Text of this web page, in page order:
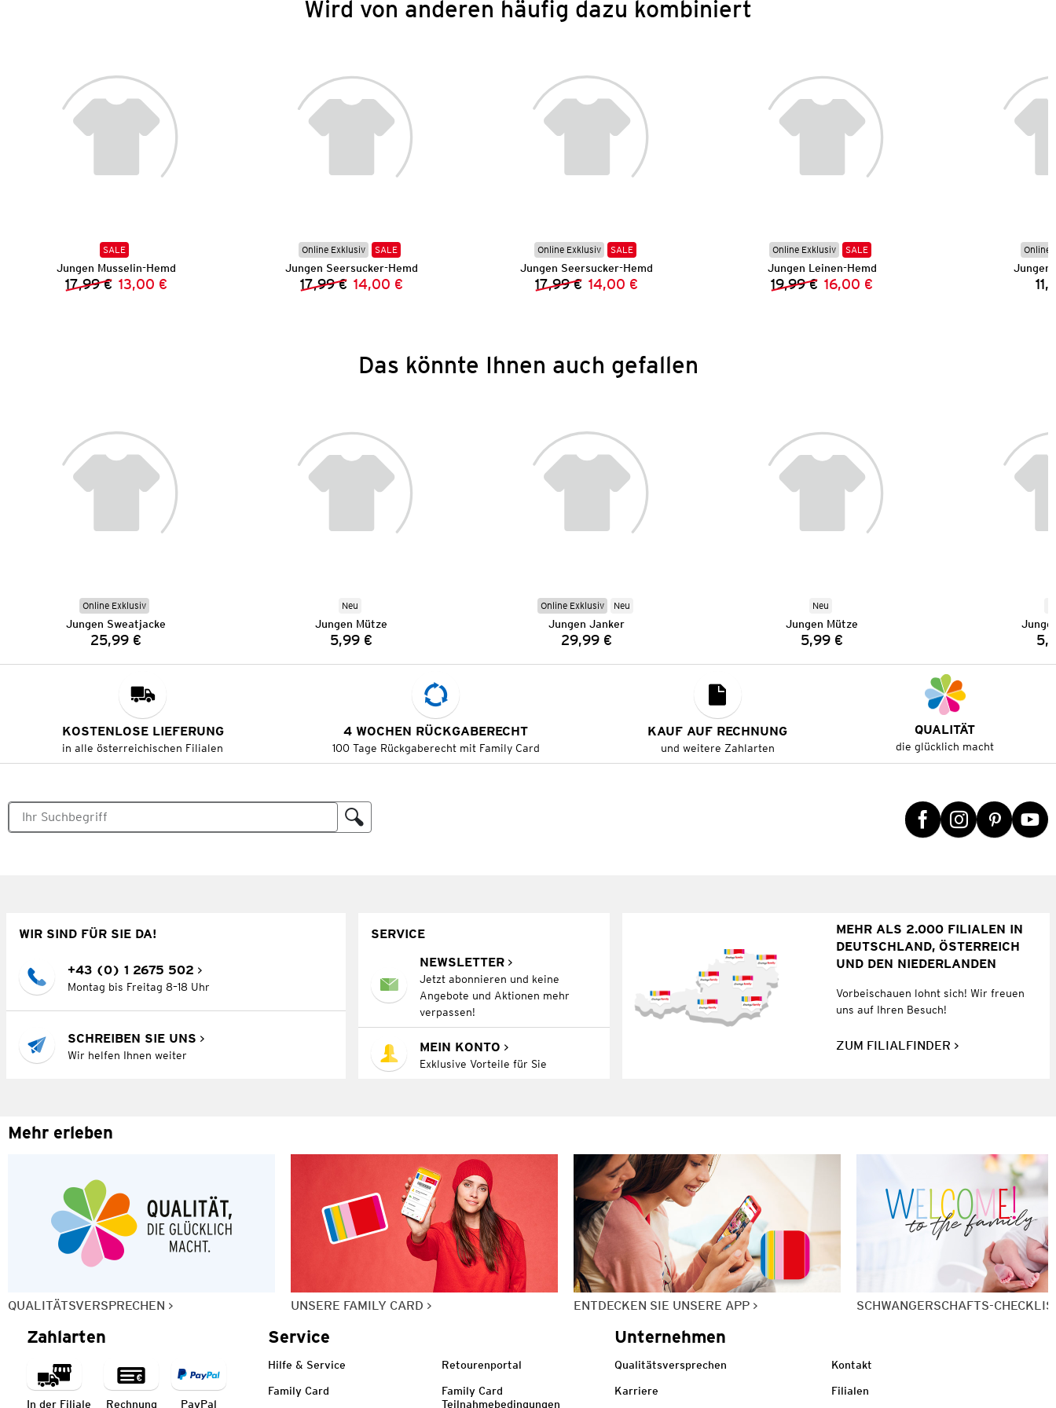
Wird von anderen häufig dazu kombiniert
SALE
Jungen Musselin-Hemd
Vorheriger Preis:
17,99 € Neuer Preis:
13,00 €
Online Exklusiv SALE
Jungen Seersucker-Hemd
Vorheriger Preis:
17,99 € Neuer Preis:
14,00 €
Online Exklusiv SALE
Jungen Seersucker-Hemd
Vorheriger Preis:
17,99 € Neuer Preis:
14,00 €
Online Exklusiv SALE
Jungen Leinen-Hemd
Vorheriger Preis:
19,99 € Neuer Preis:
16,00 €
Online
Jungen
Das könnte Ihnen auch gefallen
Online Exklusiv
Jungen Sweatjacke
Preis:
25,99 €
Neu
Jungen Mütze
Preis:
5,99 €
Online Exklusiv Neu
Jungen Janker
Preis:
29,99 €
Neu
Jungen Mütze
Preis:
5,99 €
KOSTENLOSE LIEFERUNG
in alle österreichischen Filialen
4 WOCHEN RÜCKGABERECHT
100 Tage Rückgaberecht mit Family Card
KAUF AUF RECHNUNG
und weitere Zahlarten
QUALITÄT
die glücklich macht
WIR SIND FÜR SIE DA!
+43 (0) 1 2675 502
Montag bis Freitag 8–18 Uhr
SCHREIBEN SIE UNS
Wir helfen Ihnen weiter
SERVICE
NEWSLETTER
Jetzt abonnieren und keine
Angebote und Aktionen mehr
verpassen!
MEIN KONTO
Exklusive Vorteile für Sie
MEHR ALS 2.000 FILIALEN IN
DEUTSCHLAND, ÖSTERREICH
UND DEN NIEDERLANDEN
Vorbeischauen lohnt sich! Wir freuen
uns auf Ihren Besuch!
ZUM FILIALFINDER
Mehr erleben
QUALITÄTSVERSPRECHEN UNSERE FAMILY CARD ENTDECKEN SIE UNSERE APP SCHWANGERSCHAFTS-
Zahlarten
In der Filiale Rechnung PayPal
Service
Hilfe & Service Retourenportal
Family Card
Family Card
Teilnahmebedingungen
Unternehmen
Qualitätsversprechen Kontakt
Karriere Filialen